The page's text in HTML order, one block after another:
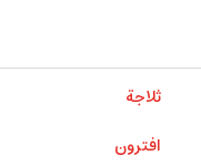
ثلاجة
افترون